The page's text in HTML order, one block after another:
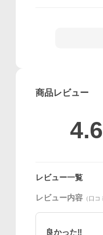
商品レビュー
レビュー一覧
レビュー内容 （口コ
良かった‼️